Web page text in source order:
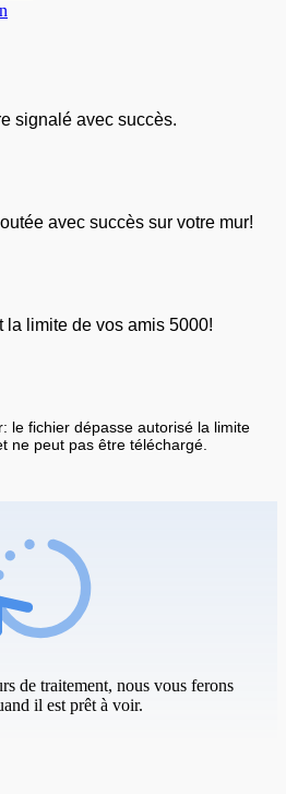
signalé avec succès.
avec succès sur votre mur!
la limite de vos amis 5000!
le fichier dépasse autorisé la limite
ne peut pas être téléchargé.
de traitement, nous vous ferons
il est prêt à voir.